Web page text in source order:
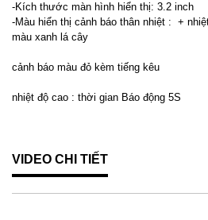
-Kích thước màn hình hiển thị: 3.2 inch
-Màu hiển thị cảnh báo thân nhiệt : +
màu xanh lá cây
+ nhiệt độ thân
cảnh báo màu đỏ kèm tiếng kêu
+ Chức năng
nhiệt độ cao : thời gian Báo động 5S
VIDEO CHI TIẾT